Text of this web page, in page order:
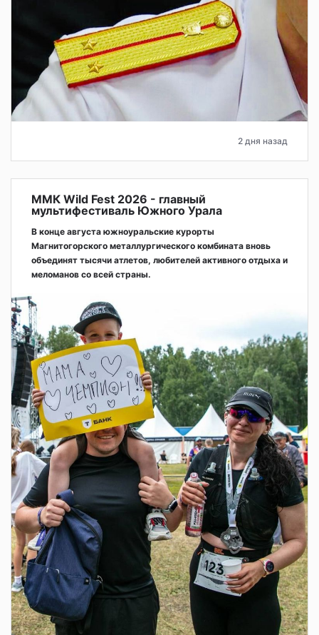
2 дня назад
ММК Wild Fest 2026 - главный
мультифестиваль Южного Урала
В конце августа южноуральские курорты
Магнитогорского металлургического комбината вновь
объединят тысячи атлетов, любителей активного отдыха и
меломанов со всей страны.